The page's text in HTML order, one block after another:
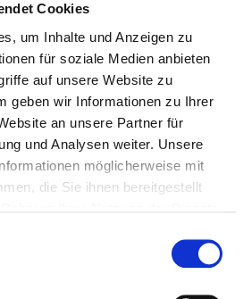
Cookies
um Inhalte und Anzeigen zu
für soziale Medien anbieten
auf unsere Website zu
geben wir Informationen zu Ihrer
an unsere Partner für
und Analysen weiter. Unsere
möglicherweise mit
die Sie ihnen bereitgestellt
Ja
Ja
keine Angabe
erforderlich